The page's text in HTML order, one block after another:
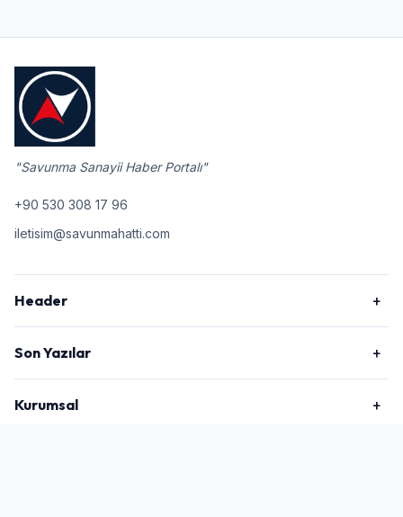
"Savunma Sanayii Haber Portalı"
+90 530 308 17 96
iletisim@savunmahatti.com
Header
Son Yazılar
Kurumsal